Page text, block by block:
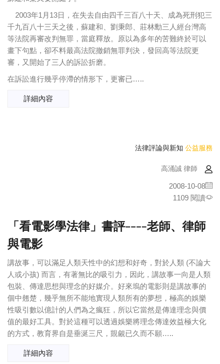
2003年1月13日，在失去自由四千三百八十天、成為死刑犯三
千九百八十三天之後，蘇建和、劉秉郎、莊林勳三人經台灣高
等法院再審改判無罪，當庭釋放。原以為多年的苦難終於可以
畫下句點，卻不料最高法院撤銷無罪判決，發回高等法院更
審，又開始了三人的訴訟折磨。
在訴訟進行幾乎停滯的情形下，更審已…..
詳細內容
法律評論與新知 公益服務
高涌誠 律師
2008-10-08
1109 閱讀
「看電影學法律」書評­----老師、律師
與電影
講故事，可以滿足人類天性中的幻想和好奇，對於人類 (不論大
人或小孩) 而言，有著無比的吸引力，因此，講故事一向是人類
包裝、傳達思想與理念的好媒介。好來塢的電影則是講故事的
個中翹楚，幾乎無所不能地實現人類所有的夢想，極高的娛樂
性吸引數以億計的人們為之瘋狂，所以它當然是傳達理念與價
值的最好工具。對於這種可以透過娛樂將理念傳達效益極大化
的方式，教育界自是垂涎三尺，覬覦已久而不願…..
詳細內容